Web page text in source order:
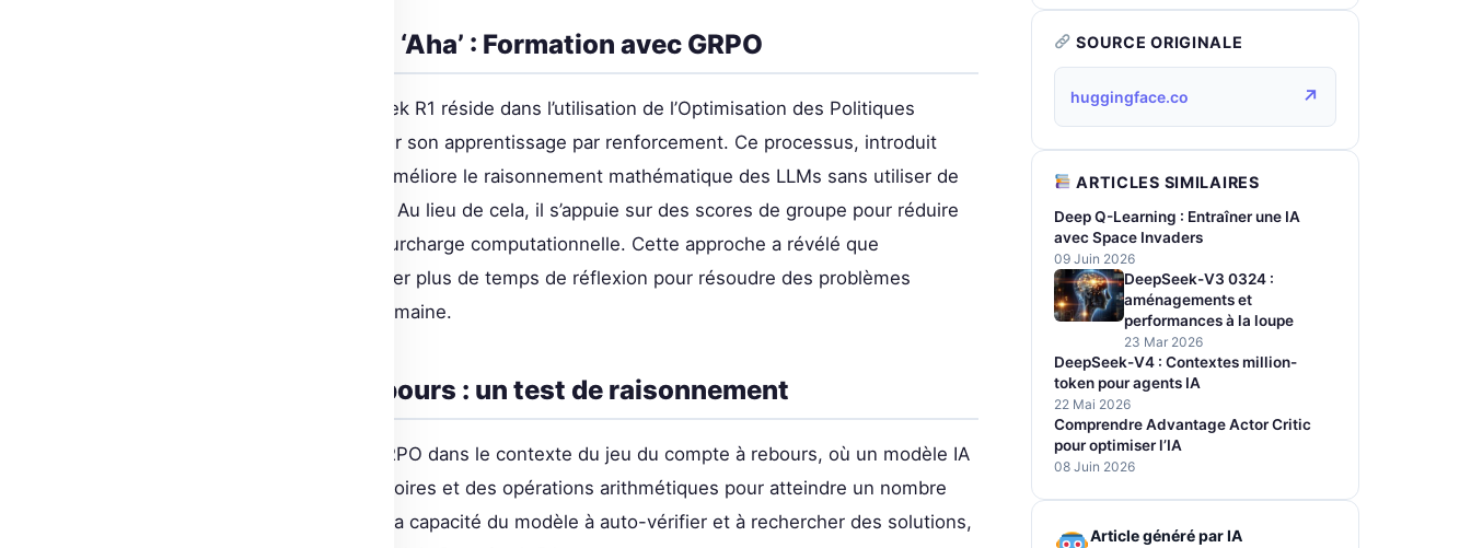
Validation du moment ‘Aha’ : Formation avec GRPO
L’innovation majeure de Deepseek R1 réside dans l’utilisation de l’Optimisation des Politiques
Relatives de Groupe (GRPO) pour son apprentissage par renforcement. Ce processus, introduit
dans le papier DeepSeekMath, améliore le raisonnement mathématique des LLMs sans utiliser de
fonction de valeur traditionnelle. Au lieu de cela, il s’appuie sur des scores de groupe pour réduire
l’utilisation de la mémoire et la surcharge computationnelle. Cette approche a révélé que
DeepSeek-R1-Zero pouvait allouer plus de temps de réflexion pour résoudre des problèmes
complexes, sans intervention humaine.
Le jeu du compte à rebours : un test de raisonnement
Le blog détaille l’utilisation de GRPO dans le contexte du jeu du compte à rebours, où un modèle IA
devait utiliser des nombres aléatoires et des opérations arithmétiques pour atteindre un nombre
cible. L’exercice met en lumière la capacité du modèle à auto-vérifier et à rechercher des solutions,
SOURCE ORIGINALE
huggingface.co ↗
ARTICLES SIMILAIRES
Deep Q-Learning : Entraîner une IA
avec Space Invaders
09 Juin 2026
DeepSeek-V3 0324 :
aménagements et
performances à la loupe
23 Mar 2026
DeepSeek-V4 : Contextes million-
token pour agents IA
22 Mai 2026
Comprendre Advantage Actor Critic
pour optimiser l’IA
08 Juin 2026
Article généré par IA